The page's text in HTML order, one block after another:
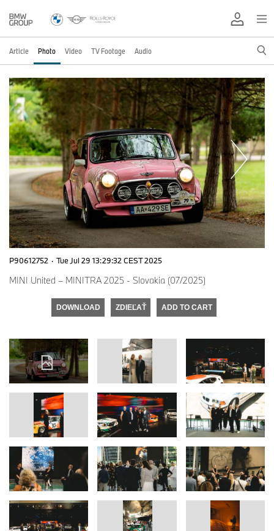
Article Photo Video TV Footage Audio
P90612752 · Tue Jul 29 13:29:32 CEST 2025
MINI United – MINITRA 2025 - Slovakia (07/2025)
DOWNLOAD ZDIEĽAŤ ADD TO CART